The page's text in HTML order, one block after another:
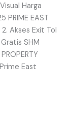
Harga
PRIME EAST
Akses Exit Tol
SHM
East